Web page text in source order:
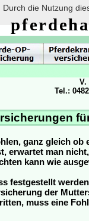
die Nutzung
ganz gleich ob
erwartet man
kann wie
festgestellt
der
muss eine
V.
Tel.: